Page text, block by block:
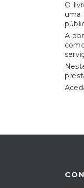
O
uma
A